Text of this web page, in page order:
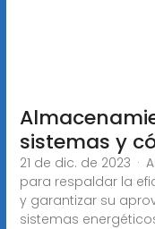
sistemas y
21 de dic. de 2023 ·
para respaldar la
y garantizar su
sistemas